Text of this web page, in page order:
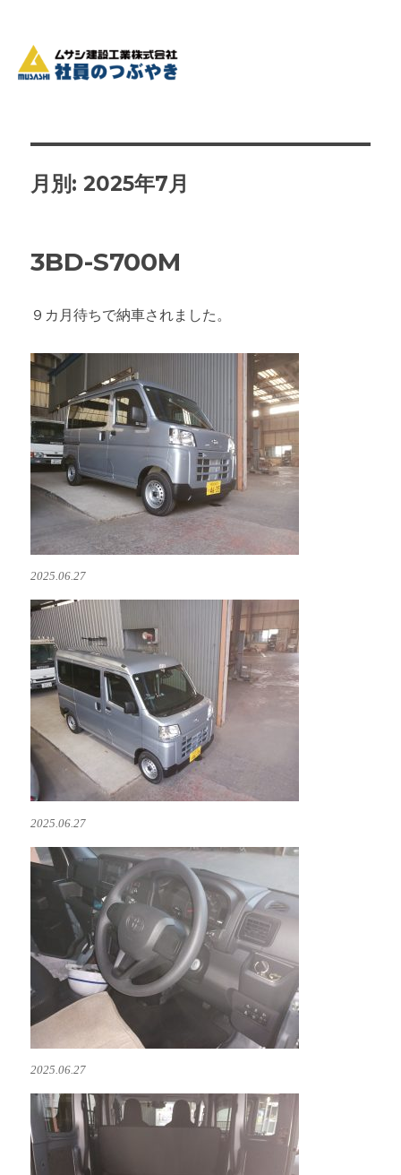
月別: 2025年7月
3BD-S700M
９カ月待ちで納車されました。
2025.06.27
2025.06.27
2025.06.27